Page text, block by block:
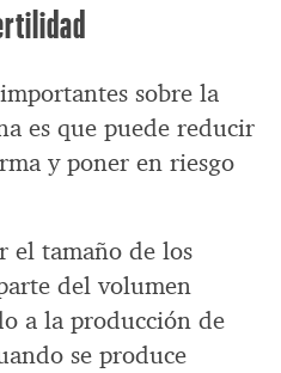
sobre la
es que puede reducir
y poner en riesgo
el tamaño de los
del volumen
a la producción de
se produce